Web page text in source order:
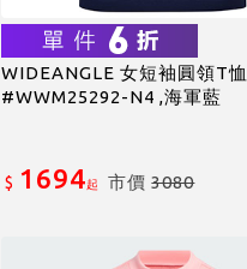
WIDEANGLE 女短袖圓領T恤
#WWM25292-N4 ,海軍藍
$ 1694起 市價3080